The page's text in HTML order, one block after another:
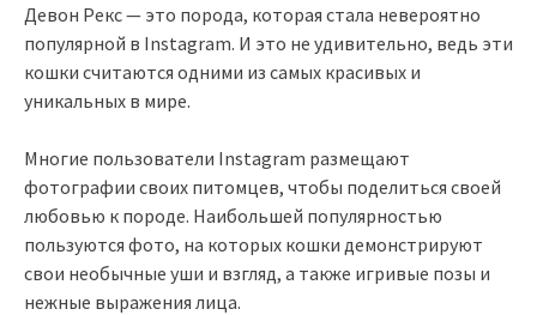
Девон Рекс — это порода, которая стала невероятно
популярной в Instagram. И это не удивительно, ведь эти
кошки считаются одними из самых красивых и
уникальных в мире.
Многие пользователи Instagram размещают
фотографии своих питомцев, чтобы поделиться своей
любовью к породе. Наибольшей популярностью
пользуются фото, на которых кошки демонстрируют
свои необычные уши и взгляд, а также игривые позы и
нежные выражения лица.